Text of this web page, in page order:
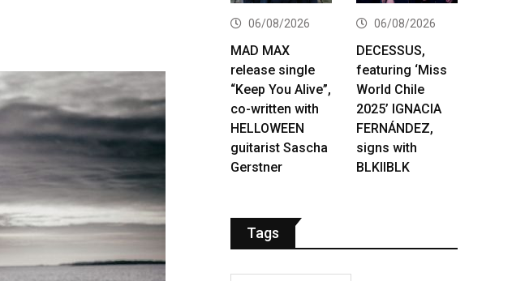
06/08/2026
MAD MAX
release single
“Keep You Alive”,
co-written with
HELLOWEEN
guitarist Sascha
Gerstner
06/08/2026
DECESSUS,
featuring ‘Miss
World Chile
2025’ IGNACIA
FERNÁNDEZ,
signs with
BLKIIBLK
Tags